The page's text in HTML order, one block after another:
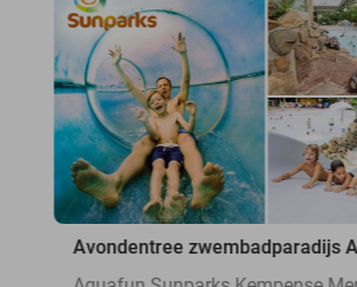
Avondentree zwembadparadijs